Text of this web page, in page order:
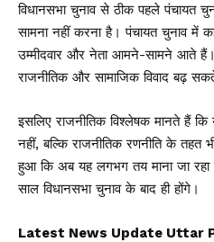
विधानसभा चुनाव से ठीक पहले पंचायत
सामना नहीं करना है। पंचायत चुनाव में
उम्मीदवार और नेता आमने-सामने आते
राजनीतिक और सामाजिक विवाद बढ़
इसलिए राजनीतिक विश्लेषक मानते हैं
नहीं, बल्कि राजनीतिक रणनीति के
हुआ कि अब यह लगभग तय माना जा
साल विधानसभा चुनाव के बाद ही होंगे।
Latest News Update Uttar